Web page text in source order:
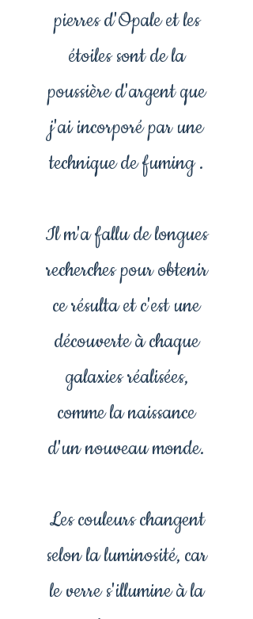
pierres d'Opale et les
étoiles sont de la
poussière d'argent que
j'ai incorporé par une
technique de fuming .
Il m'a fallu de longues
recherches pour obtenir
ce résulta et c'est une
découverte à chaque
galaxies réalisées,
comme la naissance
d'un nouveau monde.
Les couleurs changent
selon la luminosité, car
le verre s'illumine à la